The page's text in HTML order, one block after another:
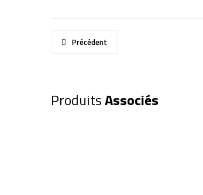
Précédent
ProduitsAssociés